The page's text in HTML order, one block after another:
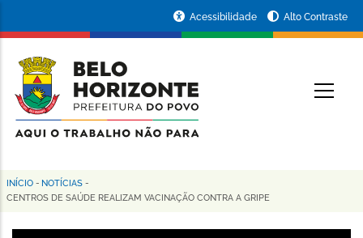
conteúdo
principal
da
Prefeitura
de
Horizonte
Acessibilidade Alto Contraste
Trilha
INÍCIO - NOTÍCIAS -
CENTROS DE SAÚDE REALIZAM VACINAÇÃO CONTRA A GRIPE